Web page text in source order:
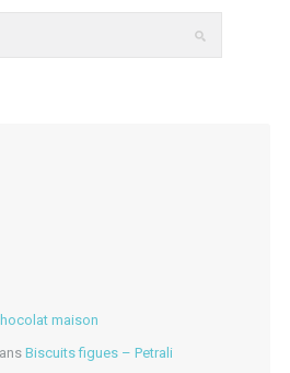
maison
Biscuits figues – Petrali